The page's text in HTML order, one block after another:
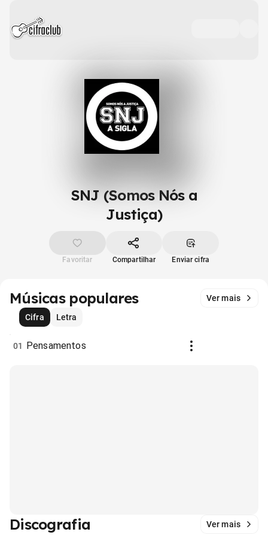
SNJ (Somos Nós a
Justiça)
Favoritar Compartilhar Enviar cifra
Músicas populares
Ver mais
Cifra
Letra
01 Pensamentos
Discografia Ver mais